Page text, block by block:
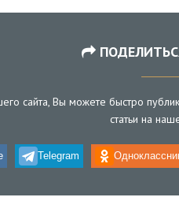
сайта, Вы можете быстро
статьи на
Telegram